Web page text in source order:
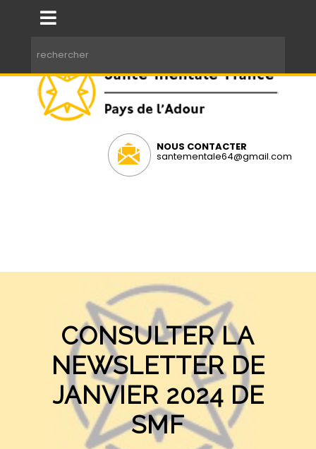
NOUS CONTACTER
santementale64@gmail.com
CONSULTER LA
NEWSLETTER DE
JANVIER 2024 DE
SMF